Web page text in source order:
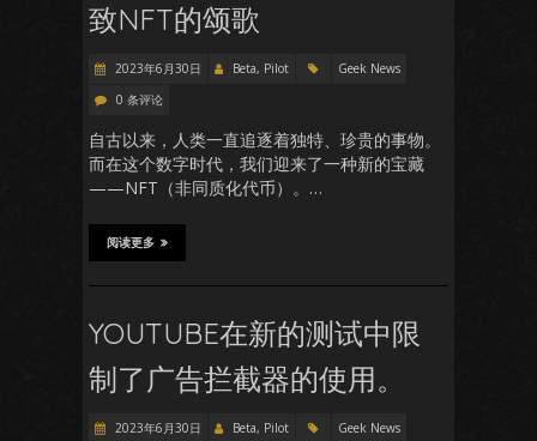
致NFT的颂歌
2023年6月30日 Beta, Pilot
Geek News
0 条评论
自古以来，人类一直追逐着独特、珍贵的事物。
而在这个数字时代，我们迎来了一种新的宝藏
——NFT（非同质化代币）。…
阅读更多
YOUTUBE在新的测试中限
制了广告拦截器的使用。
2023年6月30日 Beta, Pilot
Geek News